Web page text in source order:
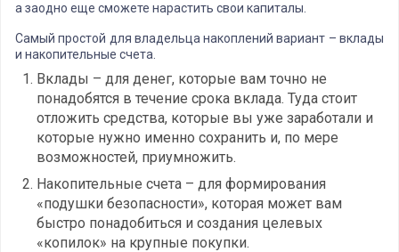
а заодно еще сможете нарастить свои капиталы.
Самый простой для владельца накоплений вариант – вклады
и накопительные счета.
Вклады – для денег, которые вам точно не
понадобятся в течение срока вклада. Туда стоит
отложить средства, которые вы уже заработали и
которые нужно именно сохранить и, по мере
возможностей, приумножить.
Накопительные счета – для формирования
«подушки безопасности», которая может вам
быстро понадобиться и создания целевых
«копилок» на крупные покупки.